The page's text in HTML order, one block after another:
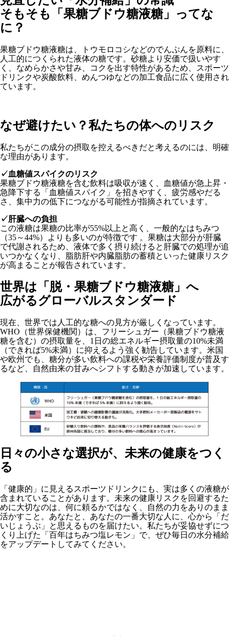
そもそも「果糖ブドウ糖液糖」ってな
に？
果糖ブドウ糖液糖は、トウモロコシなどのでんぷんを原料に、
人工的につくられた液体の糖です。砂糖より安価で扱いやす
く、なめらかさや甘み、コクを出す特性があるため、スポーツ
ドリンクや炭酸飲料、めんつゆなどの加工食品に広く使用され
ています。
なぜ避けたい？私たちの体へのリスク
私たちがこの成分の摂取を控えるべきだと考えるのには、明確
な理由があります。
✓血糖値スパイクのリスク
果糖ブドウ糖液糖を含む飲料は吸収が速く、血糖値が急上昇・
急降下する「血糖値スパイク」を招きやすく、疲労感やだる
さ、集中力の低下につながる可能性が指摘されています。
✓肝臓への負担
この液糖は果糖の比率が55%以上と高く、一般的なはちみつ
（35～44%）よりも多いのが特徴です 。果糖は大部分が肝臓
で代謝されるため、液体で多く摂り続けると肝臓での処理が追
いつかなくなり、脂肪肝や内臓脂肪の蓄積といった健康リスク
が高まることが報告されています。
世界は「脱・果糖ブドウ糖液糖」へ
広がるグローバルスタンダード
現在、世界では人工的な糖への見方が厳しくなっています。
WHO（世界保健機関）は、フリーシュガー（果糖ブドウ糖液
糖を含む）の摂取量を、1日の総エネルギー摂取量の10%未満
（できれば5%未満）に抑えるよう強く勧告しています。米国
や欧州でも、糖分が多い飲料への課税や栄養評価制度が普及す
るなど、自然由来の甘みへシフトする動きが加速しています。
日々の小さな選択が、未来の健康をつく
る
「健康的」に見えるスポーツドリンクにも、実は多くの液糖が
含まれていることがあります。未来の健康リスクを回避するた
めに大切なのは、何に頼るかではなく、自然の力をありのまま
活かすこと。あなたと、あなたの一番大切な人に、心から「だ
いじょうぶ」と思えるものを届けたい。私たちが妥協せずにつ
くり上げた「百年はちみつ塩レモン」で、ぜひ毎日の水分補給
をアップデートしてみてください。